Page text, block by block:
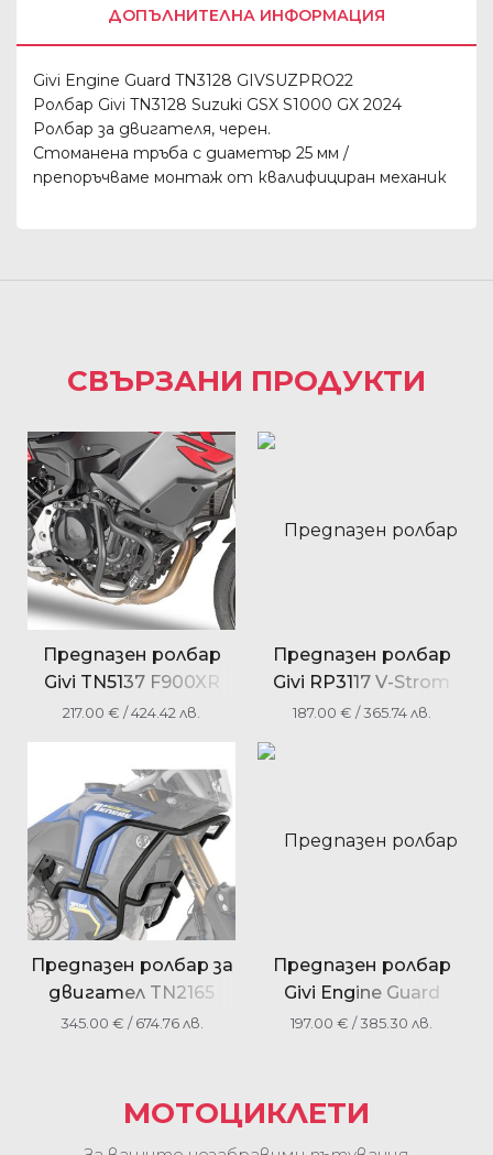
ДОПЪЛНИТЕЛНА ИНФОРМАЦИЯ
Givi Engine Guard TN3128 GIVSUZPRO22
Ролбар Givi TN3128 Suzuki GSX S1000 GX 2024
Ролбар за двигателя, черен.
Стоманена тръба с диаметър 25 мм /
препоръчваме монтаж от квалифициран механик
СВЪРЗАНИ ПРОДУКТИ
Предпазен ролбар
Givi TN5137 F900XR
2020 Bmw
217.00 € / 424.42 лв.
Предпазен ролбар
Givi RP3117 V-Strom
1050 (2020) Suzuki
187.00 € / 365.74 лв.
Предпазен ролбар за
двигател TN2165
YAMAHA TENERE 700
345.00 € / 674.76 лв.
Предпазен ролбар
Givi Engine Guard
TN9050 HIMALAYAN
197.00 € / 385.30 лв.
МОТОЦИКЛЕТИ